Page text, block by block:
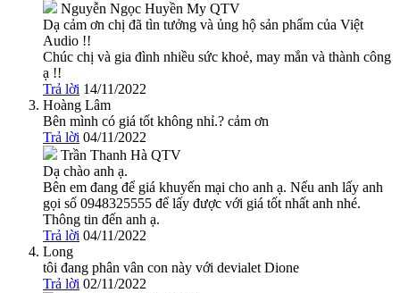
Nguyễn Ngọc Huyền My QTV
Dạ cảm ơn chị đã tìn tưởng và ủng hộ sản phẩm của Việt
Audio !!
Chúc chị và gia đình nhiều sức khoẻ, may mắn và thành công
ạ !!
Trả lời 14/11/2022
Hoàng Lâm
Bên mình có giá tốt không nhỉ.? cảm ơn
Trả lời 04/11/2022
Trần Thanh Hà QTV
Dạ chào anh ạ.
Bên em đang để giá khuyến mại cho anh ạ. Nếu anh lấy anh
gọi số 0948325555 để lấy được với giá tốt nhất anh nhé.
Thông tin đến anh ạ.
Trả lời 04/11/2022
Long
tôi đang phân vân con này với devialet Dione
Trả lời 02/11/2022